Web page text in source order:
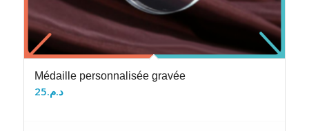
Médaille personnalisée gravée
د.م.25